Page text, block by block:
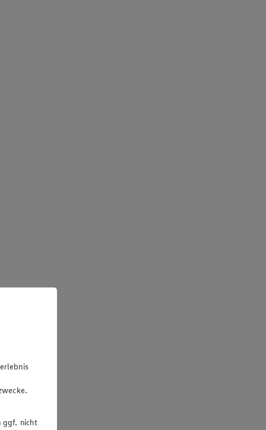
ggf. nicht